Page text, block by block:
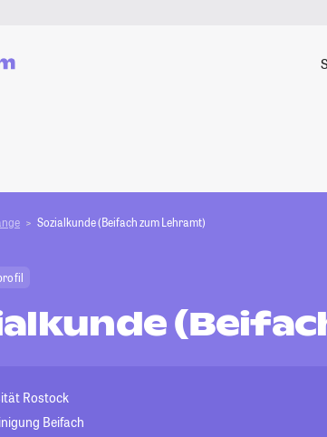
Sozialkunde (Beifach zum Lehramt)
Rostock
Beifach